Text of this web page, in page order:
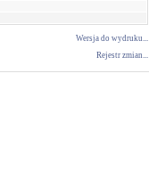
Wersja do wydruku...
Rejestr zmian...